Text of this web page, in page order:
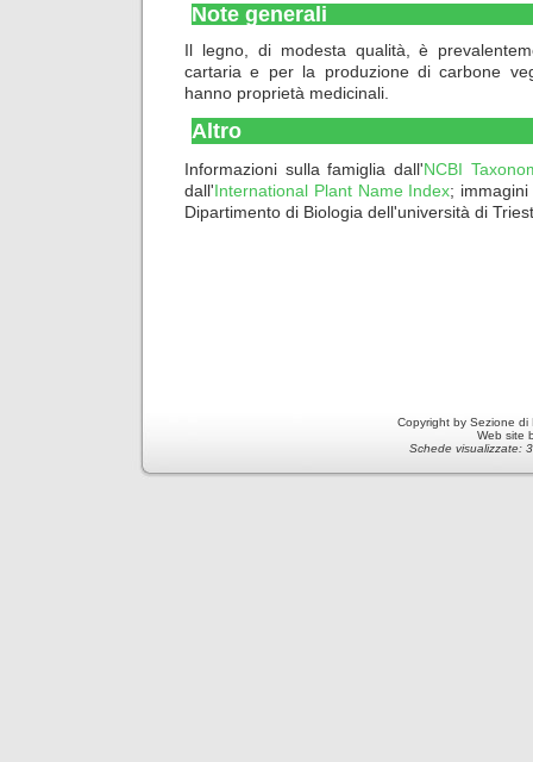
Note generali
Il legno, di modesta qualità, è
cartaria e per la produzione di carbone
hanno proprietà medicinali.
Altro
Informazioni sulla famiglia dall'NCBI
dall'International Plant Name Index;
Dipartimento di Biologia dell'università di
Copyright by Sezione
Web site
Schede visualizzate: